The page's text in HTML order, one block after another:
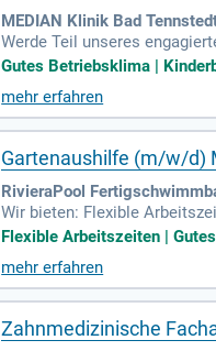
MEDIAN Klinik Bad
Werde Teil unseres
Akutbereich. Bei uns
t eine umfassende
tenfreie Parkplätze,
dich jetzt für eine erfüllende
Gutes Betriebsklima |
mehr erfahren
Gartenaushilfe (m/w/d)
RivieraPool
Wir bieten: Flexible
men. Abwechslungsreiche
Flexible Arbeitszeiten |
mehr erfahren
Zahnmedizinische